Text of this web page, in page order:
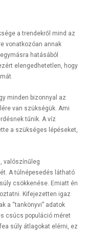
a trendekről mind az
vonatkozóan annak
hatásából
elengedhetetlen, hogy
minden bizonnyal az
van szükségük. Ami
tűnik. A víz
a szükséges lépéseket,
valószínűleg
A túlnépesedés látható
csökkenése. Emiatt én
Kifejezetten igaz
a “tankönyvi” adatok
csúcs populáció méret
súly átlagokat elérni, ez